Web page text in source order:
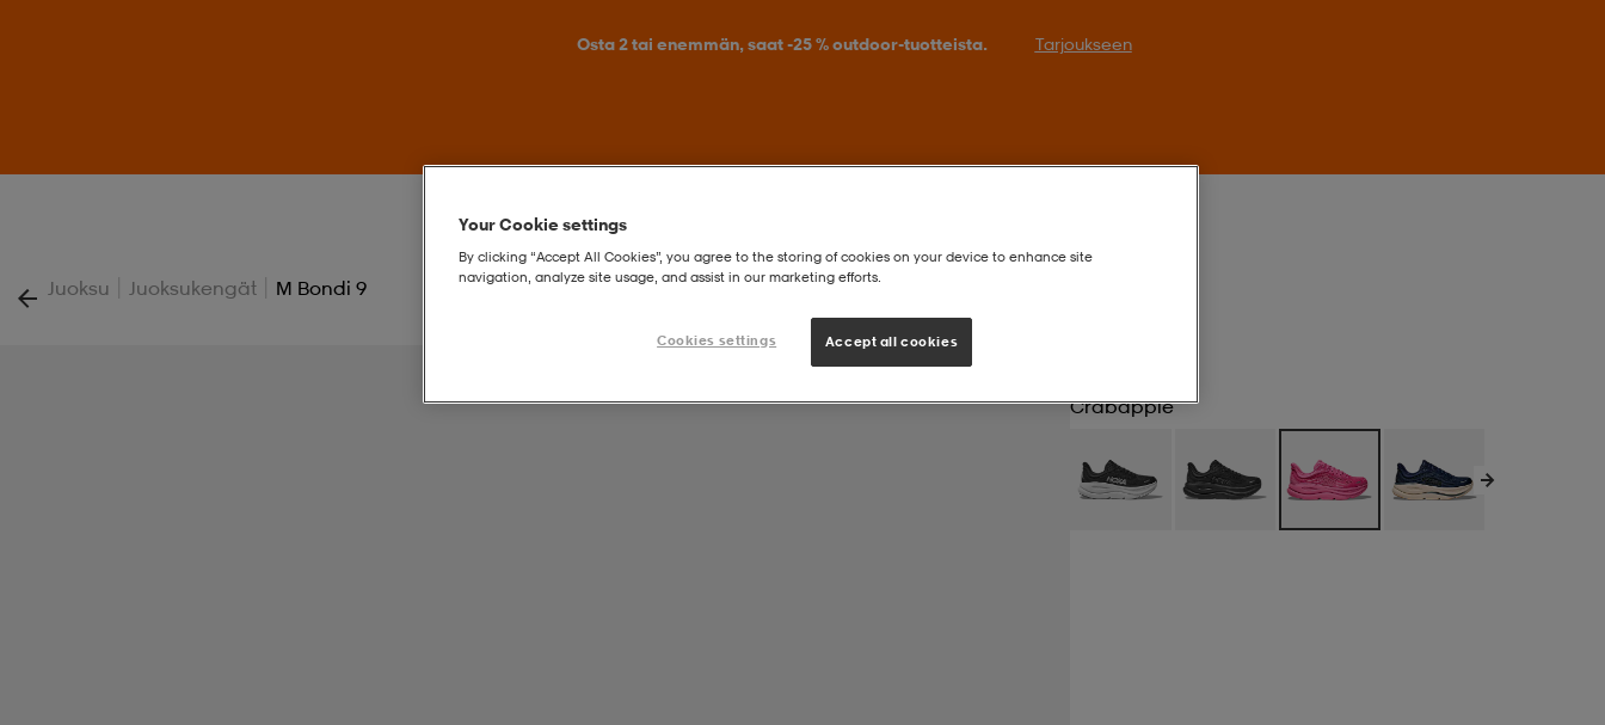
Osta 2 tai enemmän, saat -25 % outdoor-tuotteista. Tarjoukseen
Juoksu | Juoksukengät | M Bondi 9
Crabapple
Your Cookie settings
By clicking “Accept All Cookies”, you agree to the storing of cookies on your device to enhance site
navigation, analyze site usage, and assist in our marketing efforts.
Cookies settings Accept all cookies